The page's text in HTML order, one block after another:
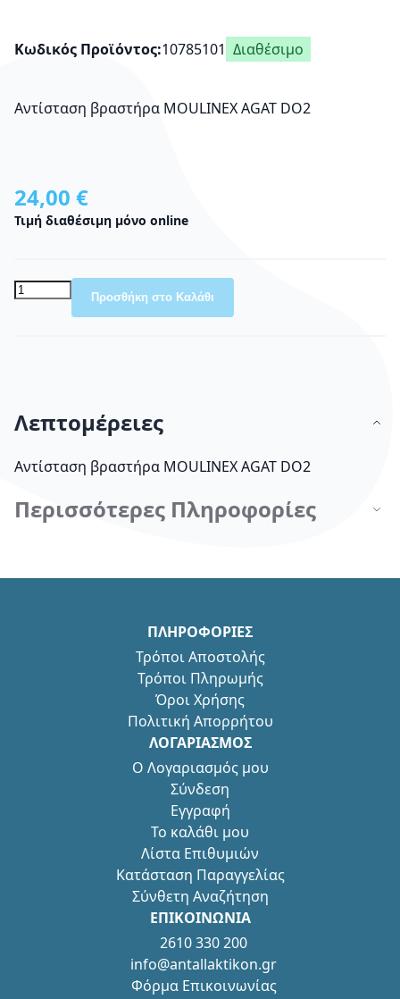
Κωδικός Προϊόντος 10785101 Διαθέσιμο
Αντίσταση βραστήρα MOULINEX AGAT DO2
24,00 €
Τιμή διαθέσιμη μόνο online
Προσθήκη στο Καλάθι
Λεπτομέρειες
Αντίσταση βραστήρα MOULINEX AGAT DO2
Περισσότερες Πληροφορίες
ΠΛΗΡΟΦΟΡΙΕΣ
Τρόποι Αποστολής
Τρόποι Πληρωμής
Όροι Χρήσης
Πολιτική Απορρήτου
ΛΟΓΑΡΙΑΣΜΟΣ
Ο Λογαριασμός μου
Σύνδεση
Εγγραφή
Το καλάθι μου
Λίστα Επιθυμιών
Κατάσταση Παραγγελίας
Σύνθετη Αναζήτηση
ΕΠΙΚΟΙΝΩΝΙΑ
2610 330 200
info@antallaktikon.gr
Φόρμα Επικοινωνίας